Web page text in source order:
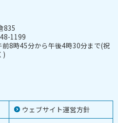
ウェブサイト運営方針
835
1199
8時45分から午後4時30分まで(祝
)